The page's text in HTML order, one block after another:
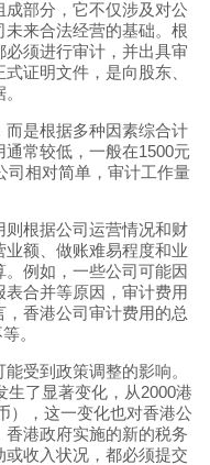
部分，它不仅涉及对公
来合法经营的基础。根
须进行审计，并出具审
证明文件，是向股东、
是根据多种因素综合计
常较低，一般在1500元
司相对简单，审计工作量
根据公司运营情况和财
额、做账难易程度和业
例如，一些公司可能因
合并等原因，审计费用
香港公司审计费用的总
。
受到政策调整的影响。
生了显著变化，从2000港
），这一变化也对香港公
港政府实施的新的税务
收入状况，都必须提交